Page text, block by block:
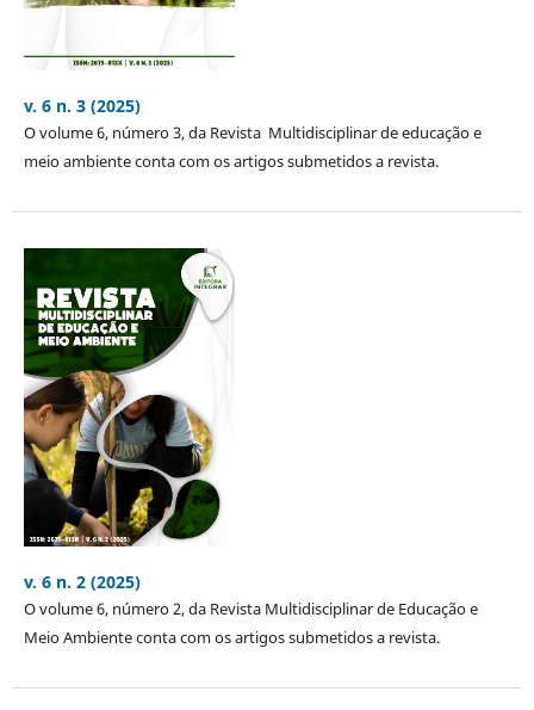
v. 6 n. 3 (2025)
O volume 6, número 3, da Revista Multidisciplinar de educação e
meio ambiente conta com os artigos submetidos a revista.
v. 6 n. 2 (2025)
O volume 6, número 2, da Revista Multidisciplinar de Educação e
Meio Ambiente conta com os artigos submetidos a revista.